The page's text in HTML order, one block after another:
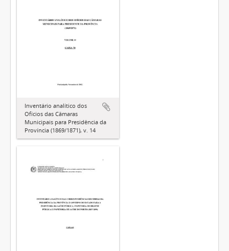
Inventário analítico dos
Ofícios das Câmaras
Municipais para Presidência da
Província (1869/1871), v. 14